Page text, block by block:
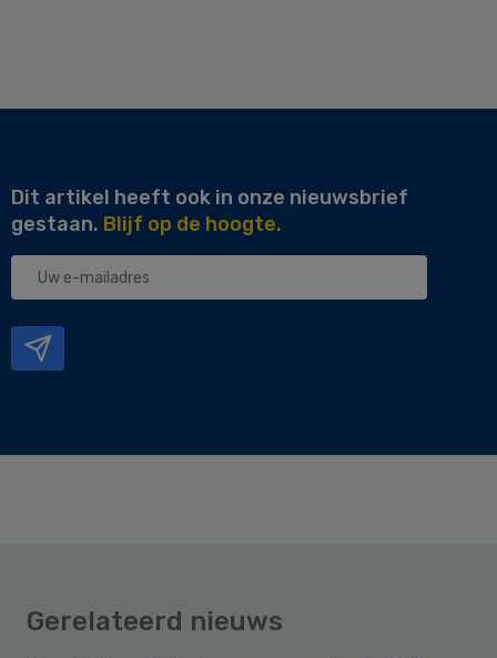
Dit artikel heeft ook in onze nieuwsbrief
gestaan. Blijf op de hoogte.
Uw
Gerelateerd nieuws